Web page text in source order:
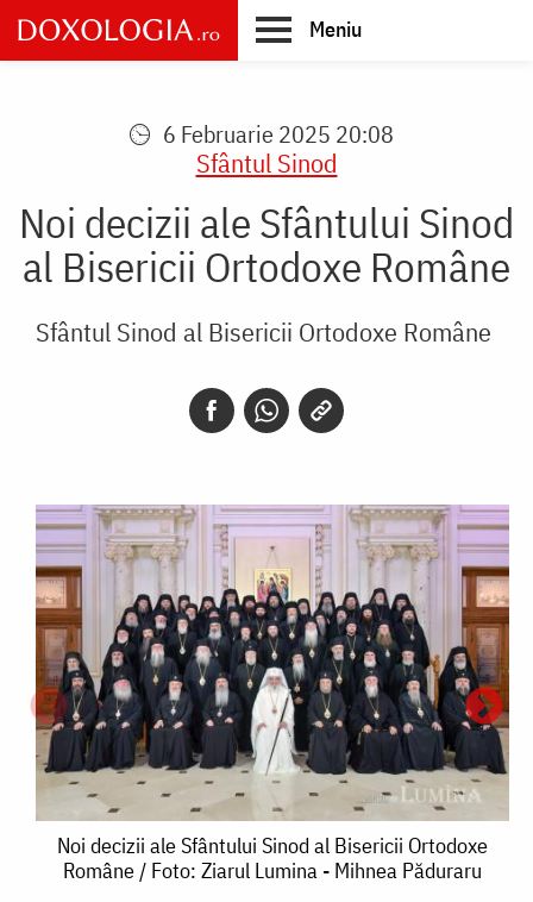
Skip
to
main
Meniu
6 Februarie 2025 20:08
Sfântul Sinod
Noi decizii ale Sfântului Sinod
al Bisericii Ortodoxe Române
Sfântul Sinod al Bisericii Ortodoxe Române
Noi
decizii
Noi decizii ale Sfântului Sinod al Bisericii Ortodoxe
Române / Foto: Ziarul Lumina - Mihnea Păduraru